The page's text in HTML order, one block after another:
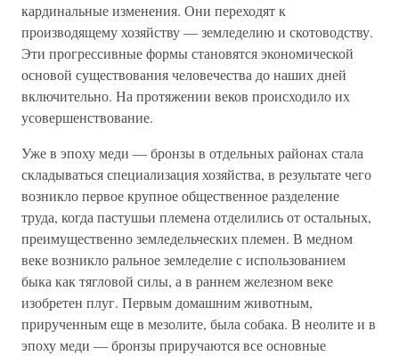
кардинальные изменения. Они переходят к
производящему хозяйству — земледелию и скотоводству.
Эти прогрессивные формы становятся экономической
основой существования человечества до наших дней
включительно. На протяжении веков происходило их
усовершенствование.
Уже в эпоху меди — бронзы в отдельных районах стала
складываться специализация хозяйства, в результате чего
возникло первое крупное общественное разделение
труда, когда пастушьи племена отделились от остальных,
преимущественно земледельческих племен. В медном
веке возникло ральное земледелие с использованием
быка как тягловой силы, а в раннем железном веке
изобретен плуг. Первым домашним животным,
прирученным еще в мезолите, была собака. В неолите и в
эпоху меди — бронзы приручаются все основные